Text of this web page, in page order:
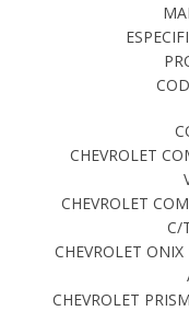
CHEVROLET
CHEVROLET
C/
CHEVROLET
CHEVROLET